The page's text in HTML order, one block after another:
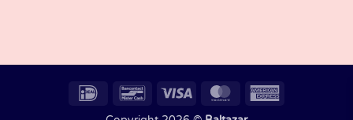
IDeal BancontactVisa MasterCard